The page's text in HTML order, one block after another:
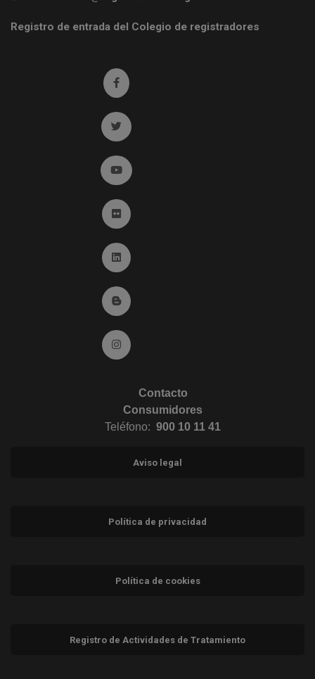
Registro de entrada del Colegio de registradores
Ir a facebook (abre en ventana nueva)
Ir a twitter (abre en ventana nueva)
Ir a YouTube (abre en ventana nueva)
Ir a Flickr (abre en ventana nueva)
Ir a Linkedin (abre en ventana nueva)
Ir al Blog (abre en ventana nueva)
Ir a Instagram (abre en ventana nueva)
Contacto
Consumidores
Teléfono: 900 10 11 41
Aviso legal
Política de privacidad
Política de cookies
Registro de Actividades de Tratamiento